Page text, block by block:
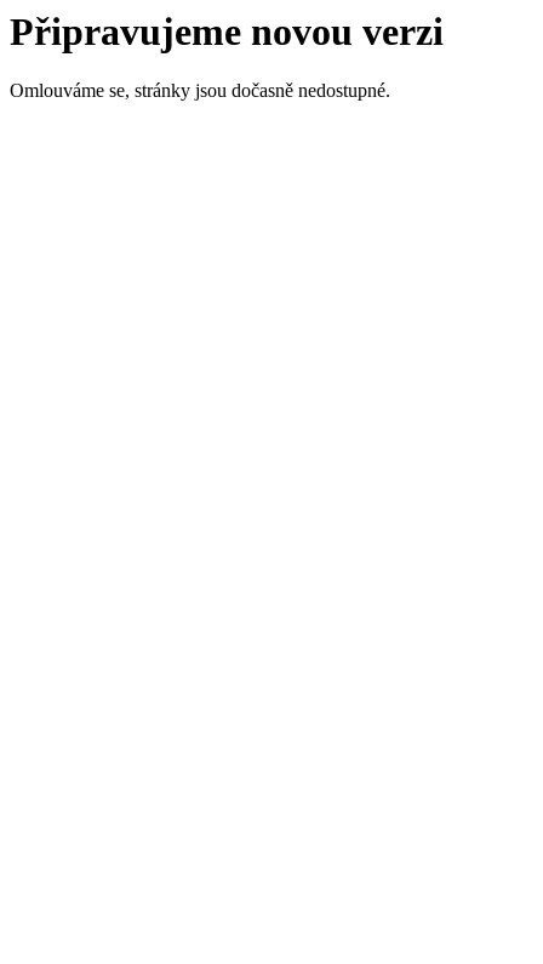
Připravujeme novou verzi
Omlouváme se, stránky jsou dočasně nedostupné.